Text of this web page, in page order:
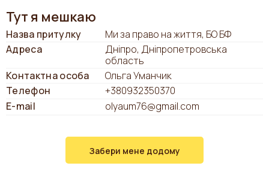
Тут я мешкаю
Назва притулку
Ми за право на життя, БО БФ
Адреса
Дніпро, Дніпропетровська
область
Контактна особа
Ольга Уманчик
Телефон
+380932350370
E-mail
olyaum76@gmail.com
Забери мене додому